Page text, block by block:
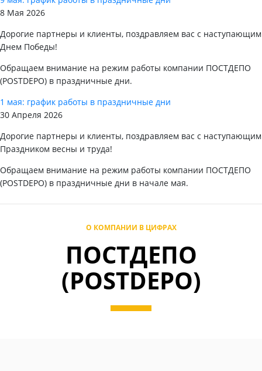
8 Мая 2026
Дорогие партнеры и клиенты, поздравляем вас с наступающим
Днем Победы!
Обращаем внимание на режим работы компании ПОСТДЕПО
(POSTDEPO) в праздничные дни.
1 мая: график работы в праздничные дни
30 Апреля 2026
Дорогие партнеры и клиенты, поздравляем вас с наступающим
Праздником весны и труда!
Обращаем внимание на режим работы компании ПОСТДЕПО
(POSTDEPO) в праздничные дни в начале мая.
О КОМПАНИИ В ЦИФРАХ
ПОСТДЕПО
(POSTDEPO)